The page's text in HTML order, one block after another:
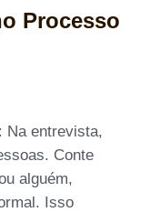
Processo
Na entrevista,
Conte
alguém,
Isso